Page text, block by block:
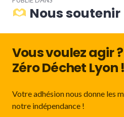
de
Nous soutenir
Vous voulez agir
Zéro Déchet Lyon !
Votre adhésion nous donne les
notre indépendance !